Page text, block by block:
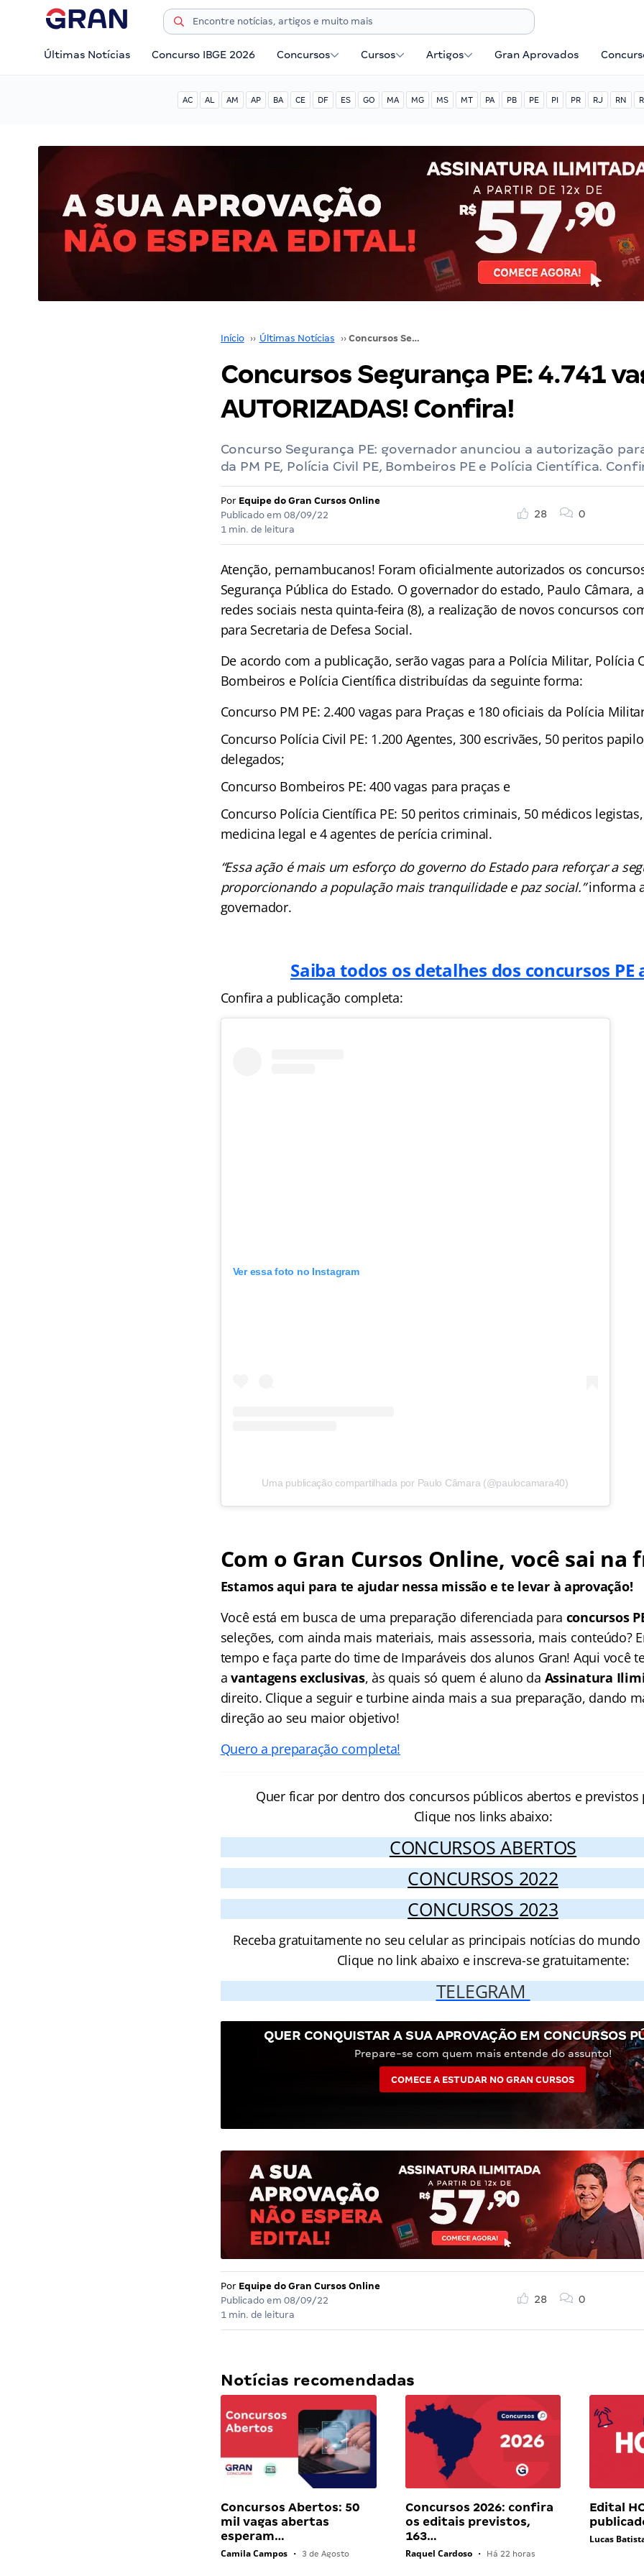
Últimas Notícias Concurso IBGE 2026 Concursos Cursos Artigos Gran Aprovados
AC AL AM AP BA CE DF ES GO MA MG MS MT PA PB PE PI PR RJ RN
Início ›› Últimas Notícias ›› Concursos Segurança PE: 4.741 vagas AUTORIZADAS! Confira!
Concursos Segurança PE: 4.741
AUTORIZADAS! Confira!
Concurso Segurança PE: governador anunciou a autorização
da PM PE, Polícia Civil PE, Bombeiros PE e Polícia Científica.
Por Equipe do Gran Cursos Online
Publicado em 08/09/22
1 min. de leitura
28 0
Atenção, pernambucanos! Foram oficialmente autorizados os
Segurança Pública do Estado. O governador do estado, Paulo Câmara,
redes sociais nesta quinta-feira (8), a realização de novos concursos
para Secretaria de Defesa Social.
De acordo com a publicação, serão vagas para a Polícia Militar, Polícia
Bombeiros e Polícia Científica distribuídas da seguinte forma:
Concurso PM PE: 2.400 vagas para Praças e 180 oficiais da Polícia
Concurso Polícia Civil PE: 1.200 Agentes, 300 escrivães, 50 peritos
delegados;
Concurso Bombeiros PE: 400 vagas para praças e
Concurso Polícia Científica PE: 50 peritos criminais, 50 médicos
medicina legal e 4 agentes de perícia criminal.
“Essa ação é mais um esforço do governo do Estado para reforçar a
proporcionando a população mais tranquilidade e paz social.”informa
governador.
Saiba todos os detalhes dos concursos PE
Confira a publicação completa:
Ver essa foto no Instagram
Uma publicação compartilhada por Paulo Câmara (@paulocamara40)
Com o Gran Cursos Online, você sai na
Estamos aqui para te ajudar nessa missão e te levar à aprovação!
Você está em busca de uma preparação diferenciada para concursos
seleções, com ainda mais materiais, mais assessoria, mais conteúdo?
tempo e faça parte do time de Imparáveis dos alunos Gran! Aqui você
avantagens exclusivas, às quais só quem é aluno da Assinatura
direito. Clique a seguir e turbine ainda mais a sua preparação, dando
direção ao seu maior objetivo!
Quero a preparação completa!
Quer ficar por dentro dos concursos públicos abertos e previstos
Clique nos links abaixo:
CONCURSOS ABERTOS
CONCURSOS 2022
CONCURSOS 2023
Receba gratuitamente no seu celular as principais notícias do
Clique no link abaixo e inscreva-se gratuitamente:
TELEGRAM
QUER CONQUISTAR A SUA APROVAÇÃO EM CONCURSOS
Prepare-se com quem mais entende do assunto!
COMECE A ESTUDAR NO GRAN CURSOS
Por Equipe do Gran Cursos Online
Publicado em 08/09/22
1 min. de leitura
28 0
Notícias recomendadas
Concursos Abertos: 50
mil vagas abertas
esperam…
Camila Campos • 3 de Agosto
Concursos 2026: confira
os editais previstos,
163…
Raquel Cardoso • Há 22 horas
Edital
Lucas